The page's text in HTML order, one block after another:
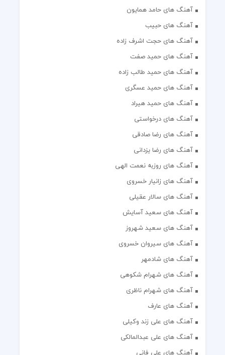
آهنگ های حامد همایون
آهنگ های حبیب
آهنگ های حجت اشرف زاده
آهنگ های حمید صفت
آهنگ های حمید طالب زاده
آهنگ های حمید عسگری
آهنگ های حمید هیراد
آهنگ های درخواستی
آهنگ های رضا صادقی
آهنگ های رضا یزدانی
آهنگ های روزبه نعمت الهی
آهنگ های زانیار خسروی
آهنگ های سالار عقیلی
آهنگ های سعید آسایش
آهنگ های سعید شهروز
آهنگ های سیروان خسروی
آهنگ های شادمهر
آهنگ های شهرام شکوهی
آهنگ های شهرام ناظری
آهنگ های عارف
آهنگ های علی زند وکیلی
آهنگ های علی عبدالمالکی
آهنگ های علی فانی